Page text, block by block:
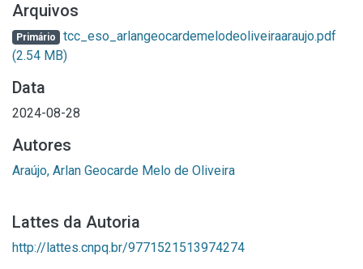
Arquivos
Primário tcc_eso_arlangeocardemelodeoliveiraaraujo.pdf
(2.54 MB)
Data
2024-08-28
Autores
Araújo, Arlan Geocarde Melo de Oliveira
Lattes da Autoria
http://lattes.cnpq.br/9771521513974274